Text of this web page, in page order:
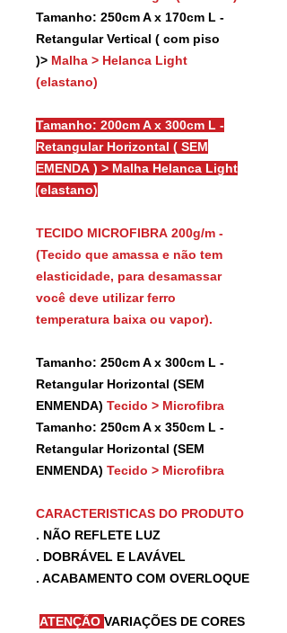
Tamanho: 250cm A x 170cm L -
Retangular Vertical ( com piso
)> Malha > Helanca Light
(elastano)
Tamanho: 200cm A x 300cm L -
Retangular Horizontal ( SEM
EMENDA ) > Malha Helanca Light
(elastano)
TECIDO MICROFIBRA 200g/m -
(Tecido que amassa e não tem
elasticidade, para desamassar
você deve utilizar ferro
temperatura baixa ou vapor).
Tamanho: 250cm A x 300cm L -
Retangular Horizontal (SEM
ENMENDA) Tecido > Microfibra
Tamanho: 250cm A x 350cm L -
Retangular Horizontal (SEM
ENMENDA) Tecido > Microfibra
CARACTERISTICAS DO PRODUTO
. NÃO REFLETE LUZ
. DOBRÁVEL E LAVÁVEL
. ACABAMENTO COM OVERLOQUE
ATENÇÃO VARIAÇÕES DE CORES